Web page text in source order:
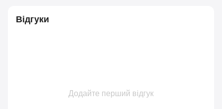
Відгуки
Додайте перший відгук